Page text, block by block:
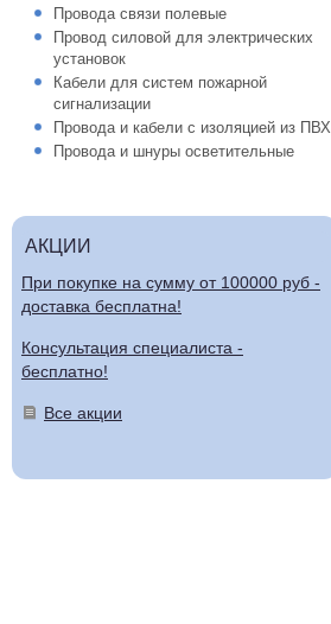
Провода связи полевые
Провод силовой для электрических
установок
Кабели для систем пожарной
сигнализации
Провода и кабели с изоляцией из ПВХ
Провода и шнуры осветительные
АКЦИИ
При покупке на сумму от 100000 руб -
доставка бесплатна!
Консультация специалиста -
бесплатно!
Все акции